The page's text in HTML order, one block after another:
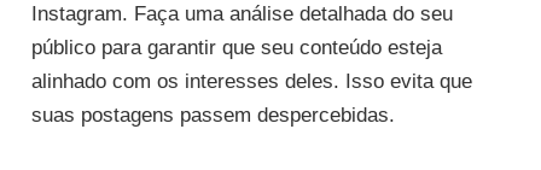
Instagram. Faça uma análise detalhada do seu
público para garantir que seu conteúdo esteja
alinhado com os interesses deles. Isso evita que
suas postagens passem despercebidas.